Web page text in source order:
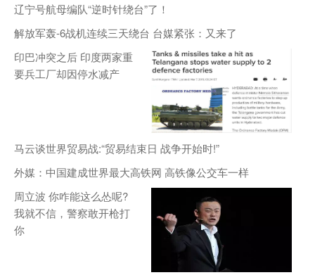
辽宁号航母编队“逆时针绕台”了！
解放军轰-6战机连续三天绕台 台媒紧张：又来了
印巴冲突之后 印度两家重
要兵工厂却因停水减产
马云谈世界贸易战:“贸易结束日 战争开始时!”
外媒：中国建成世界最大高铁网 高铁像公交车一样
周立波 你咋能这么怂呢?
我就不信，警察敢开枪打
你